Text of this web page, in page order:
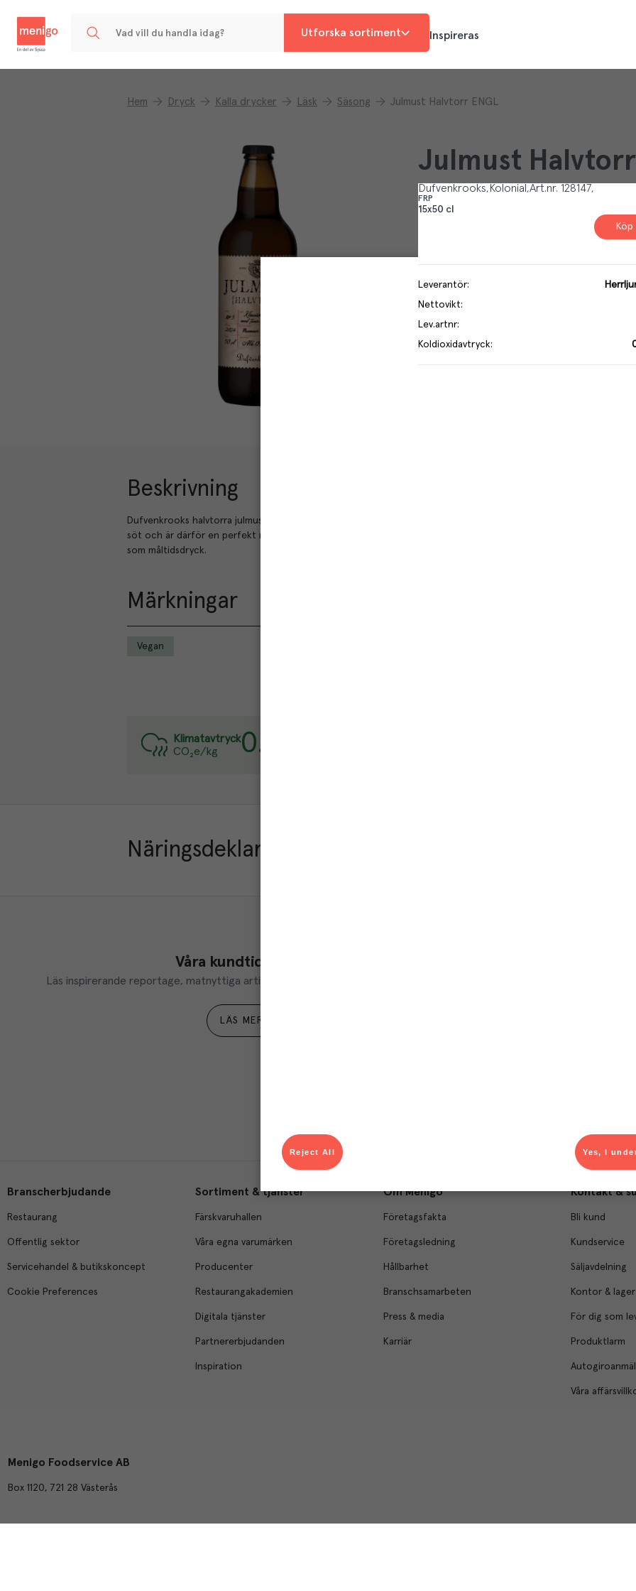
Utforska sortiment Inspireras
Hem Dryck Kalla drycker Läsk Säsong Julmust Halvtorr ENGL
Julmust Halvtorr
Dufvenkrooks Kolonial Art.nr. 128147
FRP
15x50 cl
Köp
Leverantör:
Nettovikt:
Lev.artnr:
Koldioxidavtryck:
Beskrivning
Dufvenkrooks halvtorra julmust är en klassisk julmust gjort på traditionellt vis. Musten är mindre
söt och är därför en perfekt måltidsdryck vid jul. Serveras vid 8-10°C som sällskapsdryck eller
som måltidsdryck.
Märkningar
Vegan
Klimatavtryck
CO₂e/kg
0.8
Varje kilo av varan påverkar klimatet motsvarande utsläppen av 0.8
Näringsdeklaration
Våra kundtidningar
Läs inspirerande reportage, matnyttiga artiklar och ta del av aktuella kampanjer.
LÄS MER
Du som är Menigo-
Branscherbjudande
Restaurang
Offentlig sektor
Servicehandel & butikskoncept
Cookie Preferences
Sortiment & tjänster
Färskvaruhallen
Våra egna varumärken
Producenter
Restaurangakademien
Digitala tjänster
Partnererbjudanden
Inspiration
Om Menigo
Företagsfakta
Företagsledning
Hållbarhet
Branschsamarbeten
Press & media
Karriär
Kontakt &
Bli kund
Kundservice
Säljavdelning
Kontor & lager
För dig som
Produktlarm
Våra
Menigo Foodservice AB
Box 1120, 721 28 Västerås
Yes, I
Reject All